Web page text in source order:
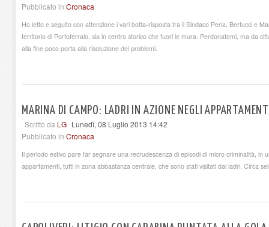
Pubblicato in Cronaca
Ho letto e seguito con attenzione i vari botta-risposta tra il Sindaco Peria, Bertucci e
territorio di Portoferraio, sia in centro storico che fuori le mura. Perdonatemi, ma da
alla fine poco porta alla risoluzione dei problemi.
MARINA DI CAMPO: LADRI IN AZIONE NEGLI
Scritto da LG Lunedì, 08 Luglio 2013 14:42
Pubblicato in Cronaca
Il periodo estivo pare far segnare una recrudescenza di episodi di micro criminalità, in
appartamenti, tutti in zona abbastanza centrale, che sono stati visitati dai ladri. Circa